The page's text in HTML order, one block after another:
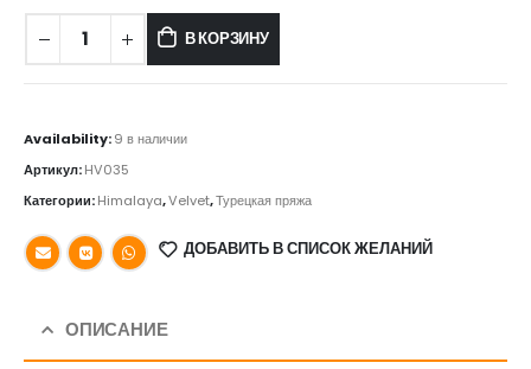
В КОРЗИНУ
Availability:9 в наличии
Артикул:HV035
Категории:Himalaya,Velvet,Турецкая пряжа
ДОБАВИТЬ В СПИСОК ЖЕЛАНИЙ
ОПИСАНИЕ